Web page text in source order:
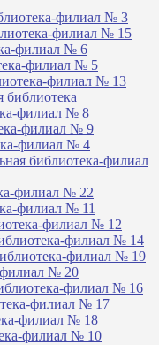
филиал № 3
филиал № 15
филиал № 6
филиал № 5
филиал № 13
библиотека
филиал № 8
филиал № 9
филиал № 4
библиотека-филиал
филиал № 22
филиал № 11
филиал № 12
филиал № 14
филиал № 19
филиал № 20
филиал № 16
филиал № 17
филиал № 18
филиал № 10